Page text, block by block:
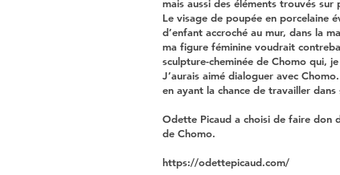
mais aussi des éléments trouvés sur
Le visage de poupée en porcelaine
d’enfant accroché au mur, dans la
ma figure féminine voudrait
sculpture-cheminée de Chomo qui,
J’aurais aimé dialoguer avec
en ayant la chance de travailler dans
Odette Picaud a choisi de faire don
de Chomo.
https://odettepicaud.com/